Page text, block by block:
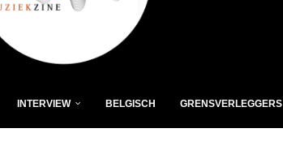
INTERVIEW BELGISCH GRENSVERLEGGERS